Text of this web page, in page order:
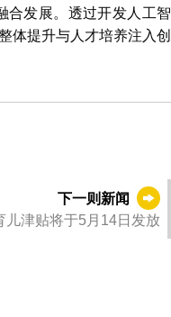
合发展。透过开发人工智
体提升与人才培养注入创
下一则新闻
儿津贴将于5月14日发放